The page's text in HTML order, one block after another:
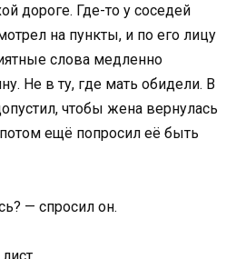
дороге. Где-то у соседей
на пункты, и по его лицу
слова медленно
Не в ту, где мать обидели. В
чтобы жена вернулась
ещё попросил её быть
— спросил он.